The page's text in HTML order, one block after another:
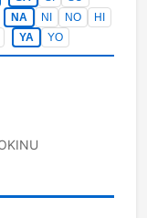
NA NI NO
HI
YA YO